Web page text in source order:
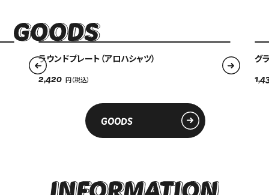
ARCHIVE
日本語
ラウンドプレート（アロハシャツ）
2,420
グ
GOODS